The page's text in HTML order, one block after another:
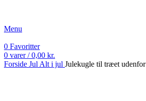
Menu
0 Favoritter
0 varer / 0,00 kr.
Forside Jul Alt i jul Julekugle til træet udenfor